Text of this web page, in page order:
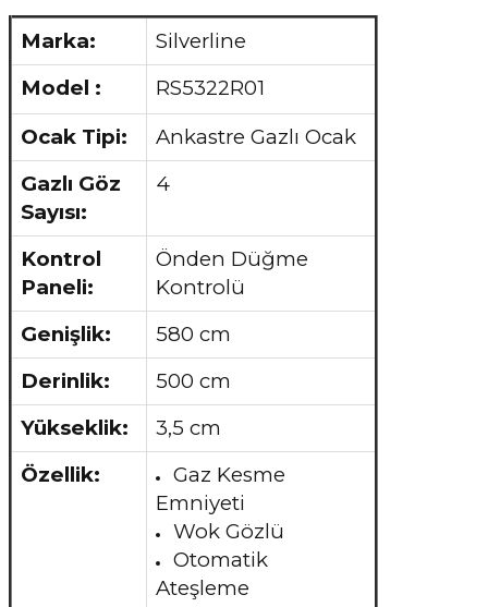
Marka:
Silverline
Model :
RS5322R01
Ocak Tipi:
Ankastre Gazlı Ocak
Gazlı Göz
Sayısı:
4
Kontrol
Paneli:
Önden Düğme
Kontrolü
Genişlik:
580 cm
Derinlik:
500 cm
Yükseklik:
3,5 cm
Özellik:
Gaz Kesme
Emniyeti
Wok Gözlü
Otomatik
Ateşleme